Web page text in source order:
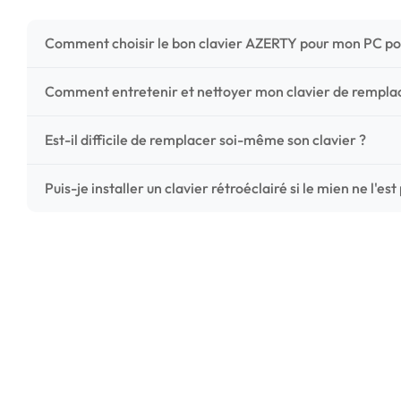
Comment choisir le bon clavier AZERTY pour mon PC
Pour ne pas vous tromper, vérifiez trois points critiques
Comment entretenir et nettoyer mon clavier de
Un entretien régulier prolonge la vie de vos touches.
Est-il difficile de remplacer soi-même son clavier ?
C'est une réparation accessible et très économique !
Puis-je installer un clavier rétroéclairé si le mien ne l'est